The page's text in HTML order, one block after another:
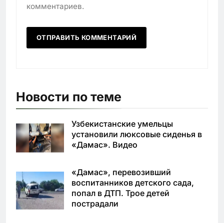
комментариев.
Новости по теме
Узбекистанские умельцы
установили люксовые сиденья в
«Дамас». Видео
«Дамас», перевозивший
воспитанников детского сада,
попал в ДТП. Трое детей
пострадали